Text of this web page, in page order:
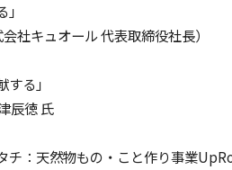
社キュオール 代表取締役社長）
る」
辰徳 氏
：天然物もの・こと作り事業